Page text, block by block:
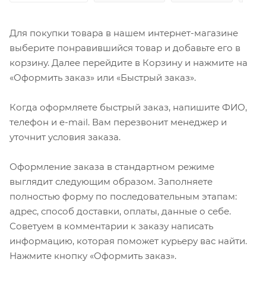
Для покупки товара в нашем интернет-магазине
выберите понравившийся товар и добавьте его в
корзину. Далее перейдите в Корзину и нажмите на
«Оформить заказ» или «Быстрый заказ».
Когда оформляете быстрый заказ, напишите ФИО,
телефон и e-mail. Вам перезвонит менеджер и
уточнит условия заказа.
Оформление заказа в стандартном режиме
выглядит следующим образом. Заполняете
полностью форму по последовательным этапам:
адрес, способ доставки, оплаты, данные о себе.
Советуем в комментарии к заказу написать
информацию, которая поможет курьеру вас найти.
Нажмите кнопку «Оформить заказ».